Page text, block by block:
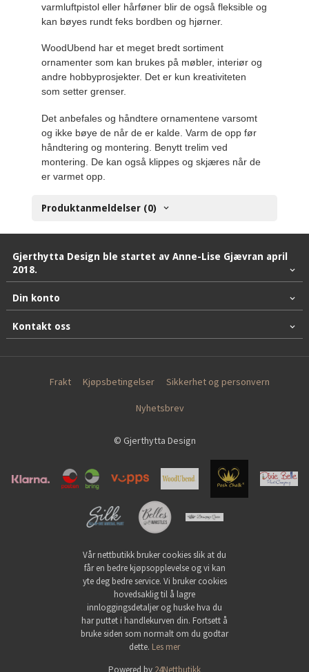
varmluftpistol eller hårføner blir de også fleksible og
kan bøyes rundt feks bordben og hjørner.
WoodUbend har et meget bredt sortiment
ornamenter som kan brukes på møbler, interiør og
andre hobbyprosjekter. Det er kun kreativiteten
som setter grenser.
Det anbefales og håndtere ornamentene varsomt
og ikke bøye de når de er kalde. Varm de opp før
håndtering og montering. Benytt trelim ved
montering. De kan også klippes og skjæres når de
er varmet opp.
Produktanmeldelser (0)
Gjerthytta Design ble startet av Anne-Lise Gjævran april
2018.
Din konto
Kontakt oss
Frakt Kjøpsbetingelser Sikkerhet og personvern
Nyhetsbrev
© Gjerthytta Design
Vår nettbutikk bruker cookies slik at du
får en bedre kjøpsopplevelse og vi kan
yte deg bedre service. Vi bruker cookies
hovedsaklig til å lagre
innloggingsdetaljer og huske hva du
har puttet i handlekurven din. Fortsett å
bruke siden som normalt om du godtar
dette. Les mer
Powered by 24Nettbutikk